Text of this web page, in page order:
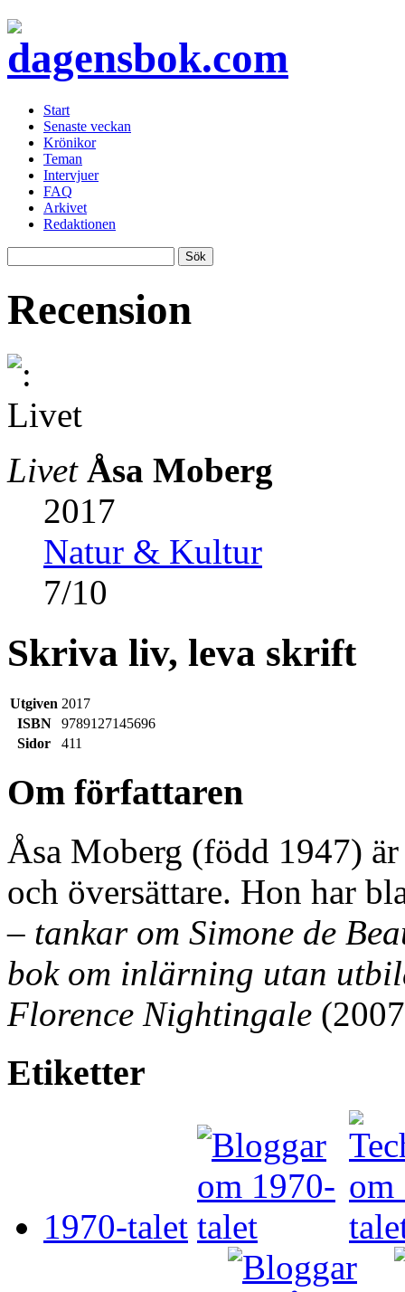
Start
Senaste veckan
Krönikor
Teman
Intervjuer
FAQ
Arkivet
Redaktionen
Recension
Livet Åsa Moberg
2017
Natur & Kultur
7/10
Skriva liv, leva skrift
Utgiven 2017
ISBN
9789127145696
Sidor
411
Om författaren
Åsa Moberg (född 1947)
och översättare. Hon har
– tankar om Simone de
bok om inlärning utan
Florence Nightingale
Etiketter
1970-talet